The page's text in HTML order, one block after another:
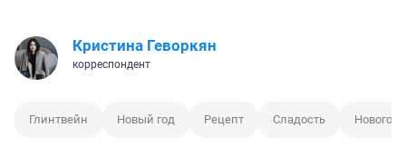
Кристина Геворкян
корреспондент
Глинтвейн Новый год Рецепт Сладость